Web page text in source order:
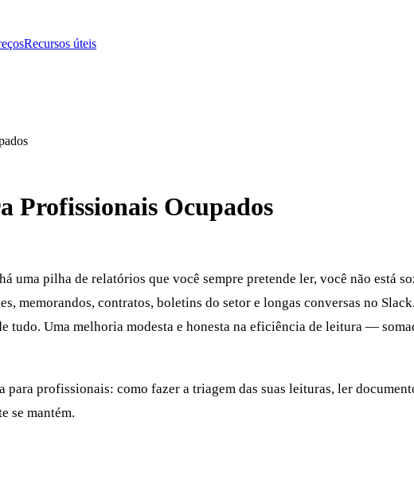
Recursos úteis
Profissionais Ocupados
uma pilha de relatórios que você sempre pretende ler, você não está
memorandos, contratos, boletins do setor e longas conversas no
tudo. Uma melhoria modesta e honesta na eficiência de leitura —
profissionais: como fazer a triagem das suas leituras, ler
se mantém.